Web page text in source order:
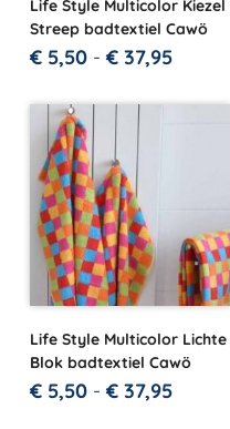
Life Style Multicolor Kiezel
Streep badtextiel Cawö
€ 5,50 - € 37,95
Life Style Multicolor Lichte
Blok badtextiel Cawö
€ 5,50 - € 37,95